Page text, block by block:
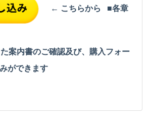
← こちらから ■各章
案内書のご確認及び、購入フォー
ができます